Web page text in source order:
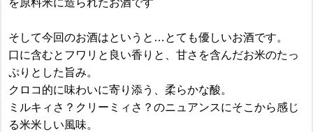
を原料米に造られたお酒です
そして今回のお酒はというと…とても優しいお酒です。
口に含むとフワリと良い香りと、甘さを含んだお米のたっ
ぷりとした旨み。
クロコ的に味わいに寄り添う、柔らかな酸。
ミルキィさ？クリーミィさ？のニュアンスにそこから感じ
る米米しい風味。